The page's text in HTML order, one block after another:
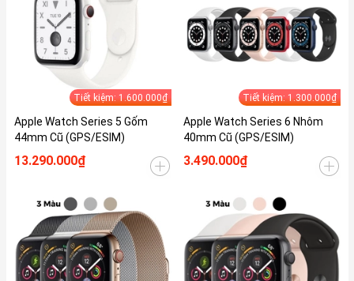
Tiết kiệm: 1.600.000₫
Apple Watch Series 5 Gốm
44mm Cũ (GPS/ESIM)
13.290.000₫
Tiết kiệm: 1.300.000₫
Apple Watch Series 6 Nhôm
40mm Cũ (GPS/ESIM)
3.490.000₫